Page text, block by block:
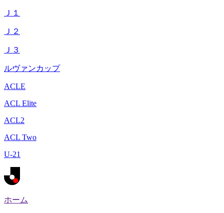
Ｊ１
Ｊ２
Ｊ３
ルヴァンカップ
ACLE
ACL Elite
ACL2
ACL Two
U-21
ホーム